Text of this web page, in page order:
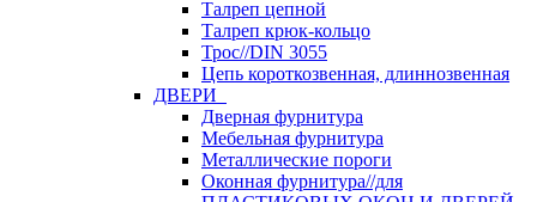
Талреп цепной
Талреп крюк-кольцо
Трос//DIN 3055
Цепь короткозвенная, длиннозвенная
ДВЕРИ
Дверная фурнитура
Мебельная фурнитура
Металлические пороги
Оконная фурнитура//для